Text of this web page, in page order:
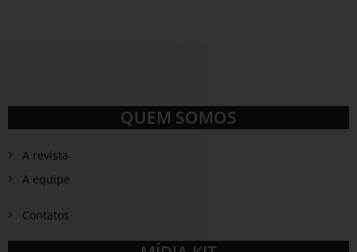
QUEM SOMOS
A revista
A equipe
Contatos